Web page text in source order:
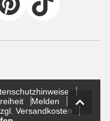
Melden
Versandkosten